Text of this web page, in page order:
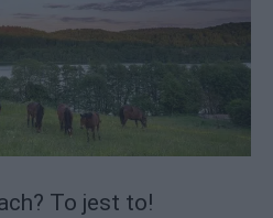
To jest to!